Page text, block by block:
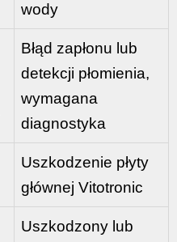
wody
Błąd zapłonu lub
detekcji płomienia,
wymagana
diagnostyka
Uszkodzenie płyty
głównej Vitotronic
Uszkodzony lub